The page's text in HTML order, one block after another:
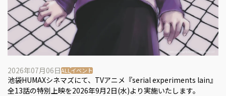
2026年07月06日ALLイベント
池袋HUMAXシネマズにて、TVアニメ『serial experiments lain』
全13話の特別上映を2026年9月2日(水)より実施いたします。